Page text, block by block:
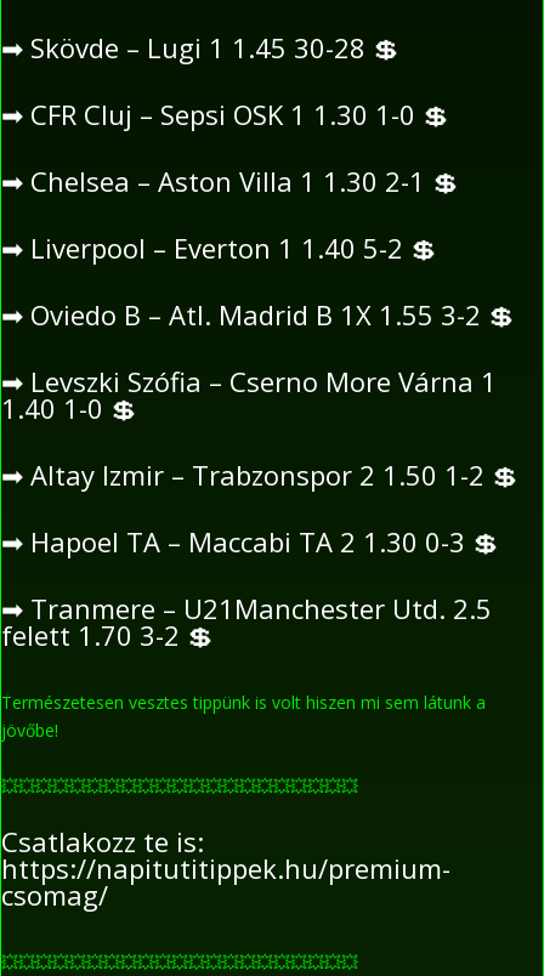
➡ Skövde – Lugi 1 1.45 30-28 💲
➡ CFR Cluj – Sepsi OSK 1 1.30 1-0 💲
➡ Chelsea – Aston Villa 1 1.30 2-1 💲
➡ Liverpool – Everton 1 1.40 5-2 💲
➡ Oviedo B – Atl. Madrid B 1X 1.55 3-2 💲
➡ Levszki Szófia – Cserno More Várna 1
1.40 1-0 💲
➡ Altay Izmir – Trabzonspor 2 1.50 1-2 💲
➡ Hapoel TA – Maccabi TA 2 1.30 0-3 💲
➡ Tranmere – U21Manchester Utd. 2.5
felett 1.70 3-2 💲
Természetesen vesztes tippünk is volt hiszen mi sem látunk a
jövőbe!
💥💥💥💥💥💥💥💥💥💥💥💥💥💥💥💥💥💥💥💥💥
Csatlakozz te is:
https://napitutitippek.hu/premium-
csomag/
💥💥💥💥💥💥💥💥💥💥💥💥💥💥💥💥💥💥💥💥💥